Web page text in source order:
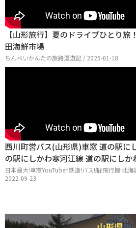
【山形旅行】夏のドライブひとり
田海鮮市場
ちんぺいかんたの旅路漫遊記 / 2025-01-18
西川町営バス(山形県)車窓 道の駅
の駅にしかわ寒河江線 道の駅にしか
日本最大!車窓YouTuber!鉄道!バス!船!飛行機!北
2022-09-23